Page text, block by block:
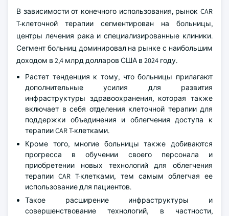
В зависимости от конечного использования, рынок CAR
T-клеточной терапии сегментирован на больницы,
центры лечения рака и специализированные клиники.
Сегмент больниц доминировал на рынке с наибольшим
доходом в 2,4 млрд долларов США в 2024 году.
Растет тенденция к тому, что больницы прилагают
дополнительные усилия для развития
инфраструктуры здравоохранения, которая также
включает в себя отделения клеточной терапии для
поддержки объединения и облегчения доступа к
терапии CAR T-клетками.
Кроме того, многие больницы также добиваются
прогресса в обучении своего персонала и
приобретении новых технологий для облегчения
терапии CAR T-клетками, тем самым облегчая ее
использование для пациентов.
Такое расширение инфраструктуры и
совершенствование технологий, в частности,